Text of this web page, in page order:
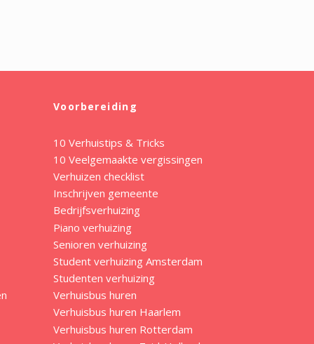
Voorbereiding
10 Verhuistips & Tricks
10 Veelgemaakte vergissingen
Verhuizen checklist
Inschrijven gemeente
Bedrijfsverhuizing
Piano verhuizing
Senioren verhuizing
Student verhuizing Amsterdam
Studenten verhuizing
Verhuisbus huren
Verhuisbus huren Haarlem
Verhuisbus huren Rotterdam